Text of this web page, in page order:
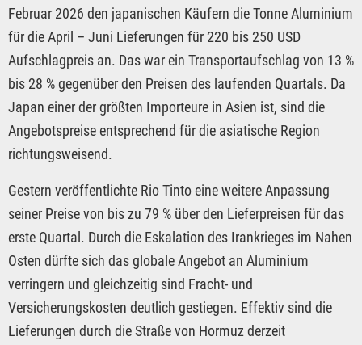
Februar 2026 den japanischen Käufern die Tonne Aluminium
für die April – Juni Lieferungen für 220 bis 250 USD
Aufschlagpreis an. Das war ein Transportaufschlag von 13 %
bis 28 % gegenüber den Preisen des laufenden Quartals. Da
Japan einer der größten Importeure in Asien ist, sind die
Angebotspreise entsprechend für die asiatische Region
richtungsweisend.
Gestern veröffentlichte Rio Tinto eine weitere Anpassung
seiner Preise von bis zu 79 % über den Lieferpreisen für das
erste Quartal. Durch die Eskalation des Irankrieges im Nahen
Osten dürfte sich das globale Angebot an Aluminium
verringern und gleichzeitig sind Fracht- und
Versicherungskosten deutlich gestiegen. Effektiv sind die
Lieferungen durch die Straße von Hormuz derzeit